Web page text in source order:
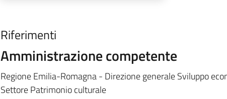
Riferimenti
Amministrazione competente
Regione Emilia-Romagna - Direzione generale Sviluppo
Settore Patrimonio culturale